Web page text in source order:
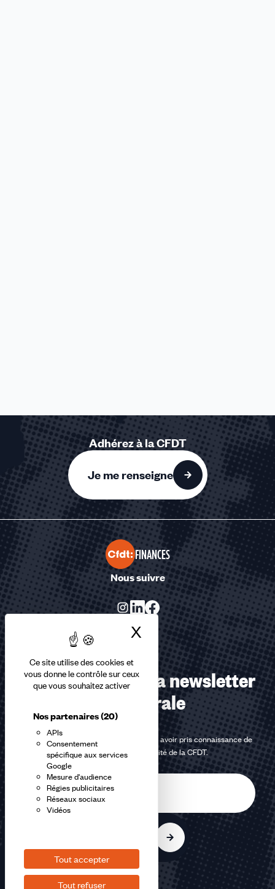
Ce site utilise des cookies et
vous donne le contrôle sur ceux
que vous souhaitez activer
Nos partenaires(20)
APIs
Consentement
spécifique aux services
Google
Mesure d'audience
Régies publicitaires
Réseaux sociaux
Vidéos
Tout accepter
Tout refuser
X Masquer le
Adhérez à la CFDT
Je me renseigne
FINANCES
Nous suivre
Abonnez-vous à la newsletter
confédérale
En m'inscrivant à la newsletter, j'affirme avoir pris connaissance de
lapolitique de confidentialité de la CFDT.